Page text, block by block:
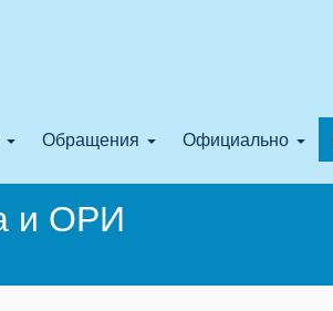
Обращения Официально
и ОРИ